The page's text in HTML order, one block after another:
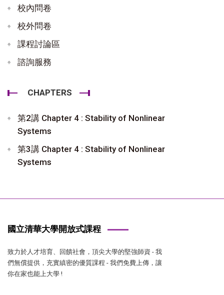
校內問卷
校外問卷
課程討論區
諮詢服務
CHAPTERS
第2講 Chapter 4 : Stability of Nonlinear
Systems
第3講 Chapter 4 : Stability of Nonlinear
Systems
國立清華大學開放式課程
致力於人才培育、回饋社會，頂尖大學的堅強師資 - 我
們無償提供，充實縝密的優質課程 - 我們免費上傳，讓
你在家也能上大學 !